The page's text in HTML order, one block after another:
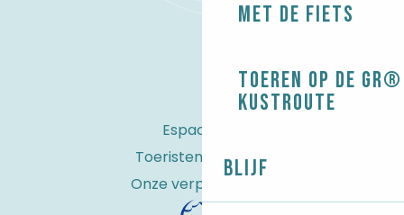
Met de fiets
Toeren op de
kustroute
Blijf
Espace Pro
Toeristenbelasting
Onze verplichtingen